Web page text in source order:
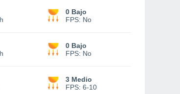
0 Bajo
FPS: No
0 Bajo
FPS: No
3 Medio
FPS: 6-10